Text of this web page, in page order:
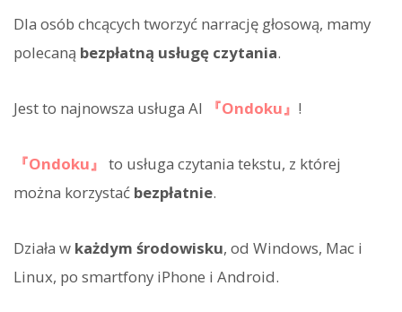
Dla osób chcących tworzyć narrację głosową, mamy
polecaną bezpłatną usługę czytania.
Jest to najnowsza usługa AI 『Ondoku』 !
『Ondoku』 to usługa czytania tekstu, z której
można korzystać bezpłatnie.
Działa w każdym środowisku, od Windows, Mac i
Linux, po smartfony iPhone i Android.